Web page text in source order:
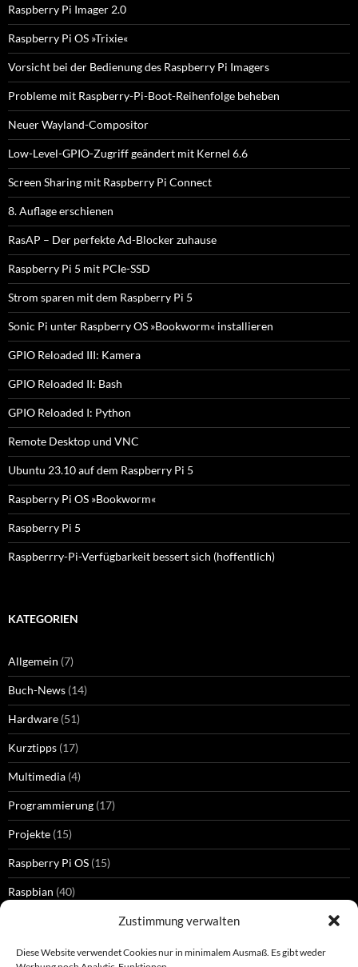
Zustimmung verwalten
Diese Website verwendet Cookies nur in minimalem Ausmaß. Es gibt weder
a
c
h
:
Raspberry Pi Imager 2.0
Raspberry Pi OS »Trixie«
Vorsicht bei der Bedienung des Raspberry Pi Imagers
Probleme mit Raspberry-Pi-Boot-Reihenfolge beheben
Neuer Wayland-Compositor
Low-Level-GPIO-Zugriff geändert mit Kernel 6.6
Screen Sharing mit Raspberry Pi Connect
8. Auflage erschienen
RasAP – Der perfekte Ad-Blocker zuhause
Raspberry Pi 5 mit PCIe-SSD
Strom sparen mit dem Raspberry Pi 5
Sonic Pi unter Raspberry OS »Bookworm« installieren
GPIO Reloaded III: Kamera
GPIO Reloaded II: Bash
GPIO Reloaded I: Python
Remote Desktop und VNC
Ubuntu 23.10 auf dem Raspberry Pi 5
Raspberry Pi OS »Bookworm«
Raspberry Pi 5
Raspberrry-Pi-Verfügbarkeit bessert sich (hoffentlich)
KATEGORIEN
Allgemein (7)
Buch-News (14)
Hardware (51)
Kurztipps (17)
Multimedia (4)
Programmierung (17)
Projekte (15)
Raspberry Pi OS (15)
Raspbian (40)
SCHLAGWÖRTER